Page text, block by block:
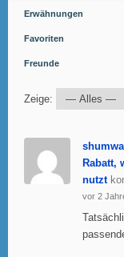
Erwähnungen
Favoriten
Freunde
Zeige:
Rabatt,
nutzt
vor 2